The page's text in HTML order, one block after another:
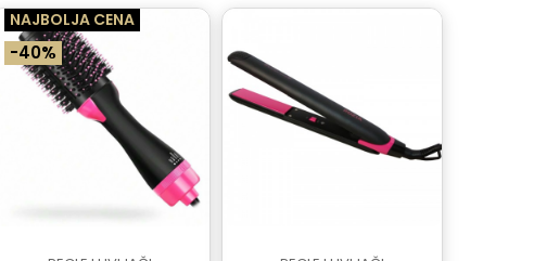
NAJBOLJA CENA
-40%